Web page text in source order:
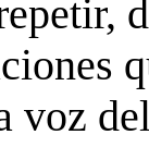
voz